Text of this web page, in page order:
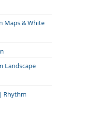
Maps & White
Landscape
Rhythm